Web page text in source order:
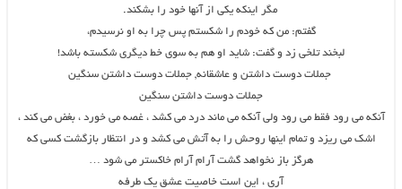
مگر اینکه یکی از آنها خود را بشکند.
گفتم: من که خودم را شکستم پس چرا به او نرسیدم،
لبخند تلخی زد و گفت: شاید او هم به سوی خط دیگری شکسته باشد!
جملات دوست داشتن و عاشقانه, جملات دوست داشتن سنگین
جملات دوست داشتن سنگین
آنکه می رود فقط می رود ولی آنکه می ماند درد می کشد ، غصه می خورد ، بغض می کند ،
اشک می ریزد و تمام اینها روحش را به آتش می کشد و در انتظار بازگشت کسی که
هرگز باز نخواهد گشت آرام آرام خاکستر می شود …
آری ، این است خاصیت عشق یک طرفه